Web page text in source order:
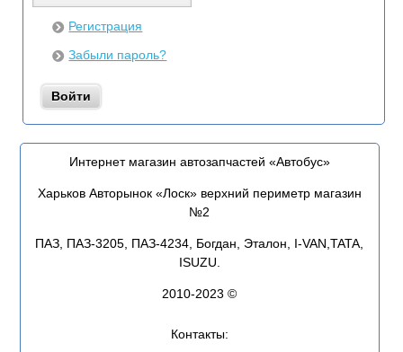
Регистрация
Забыли пароль?
Интернет магазин автозапчастей «Автобус»
Харьков Авторынок «Лоск» верхний периметр магазин
№2
ПАЗ, ПАЗ-3205, ПАЗ-4234, Богдан, Эталон, I-VAN,TATA,
ISUZU.
2010-2023 ©
Контакты: